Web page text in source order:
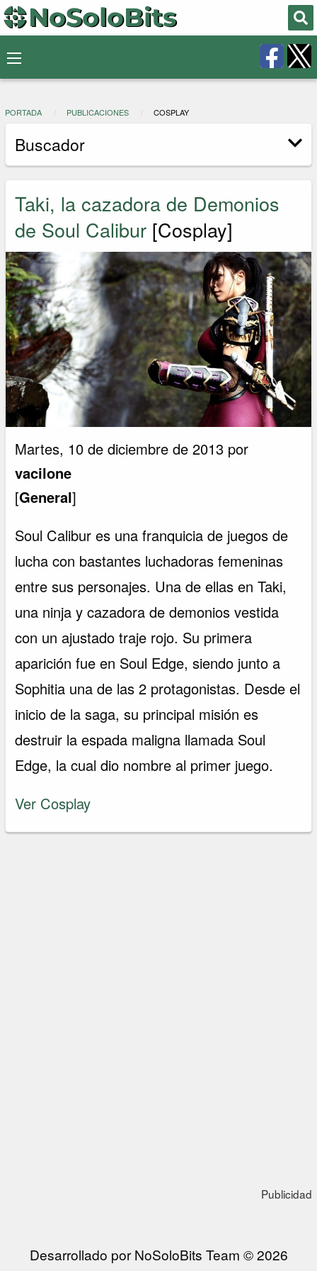
PORTADA PUBLICACIONES COSPLAY
Buscador
Taki, la cazadora de Demonios
de Soul Calibur [Cosplay]
Martes, 10 de diciembre de 2013 por
vacilone
[General]
Soul Calibur es una franquicia de juegos de
lucha con bastantes luchadoras femeninas
entre sus personajes. Una de ellas en Taki,
una ninja y cazadora de demonios vestida
con un ajustado traje rojo. Su primera
aparición fue en Soul Edge, siendo junto a
Sophitia una de las 2 protagonistas. Desde el
inicio de la saga, su principal misión es
destruir la espada maligna llamada Soul
Edge, la cual dio nombre al primer juego.
Ver Cosplay
Publicidad
Desarrollado por NoSoloBits Team © 2026